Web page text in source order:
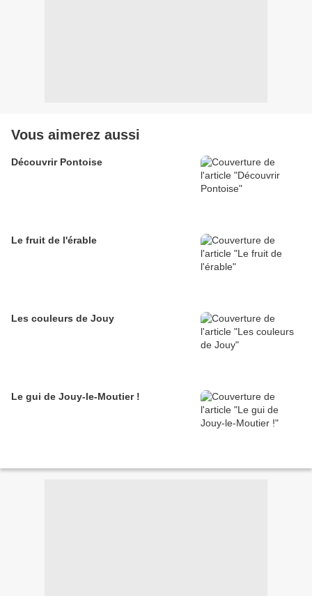
Vous aimerez aussi
Découvrir Pontoise
Le fruit de l'érable
Les couleurs de Jouy
Le gui de Jouy-le-Moutier !